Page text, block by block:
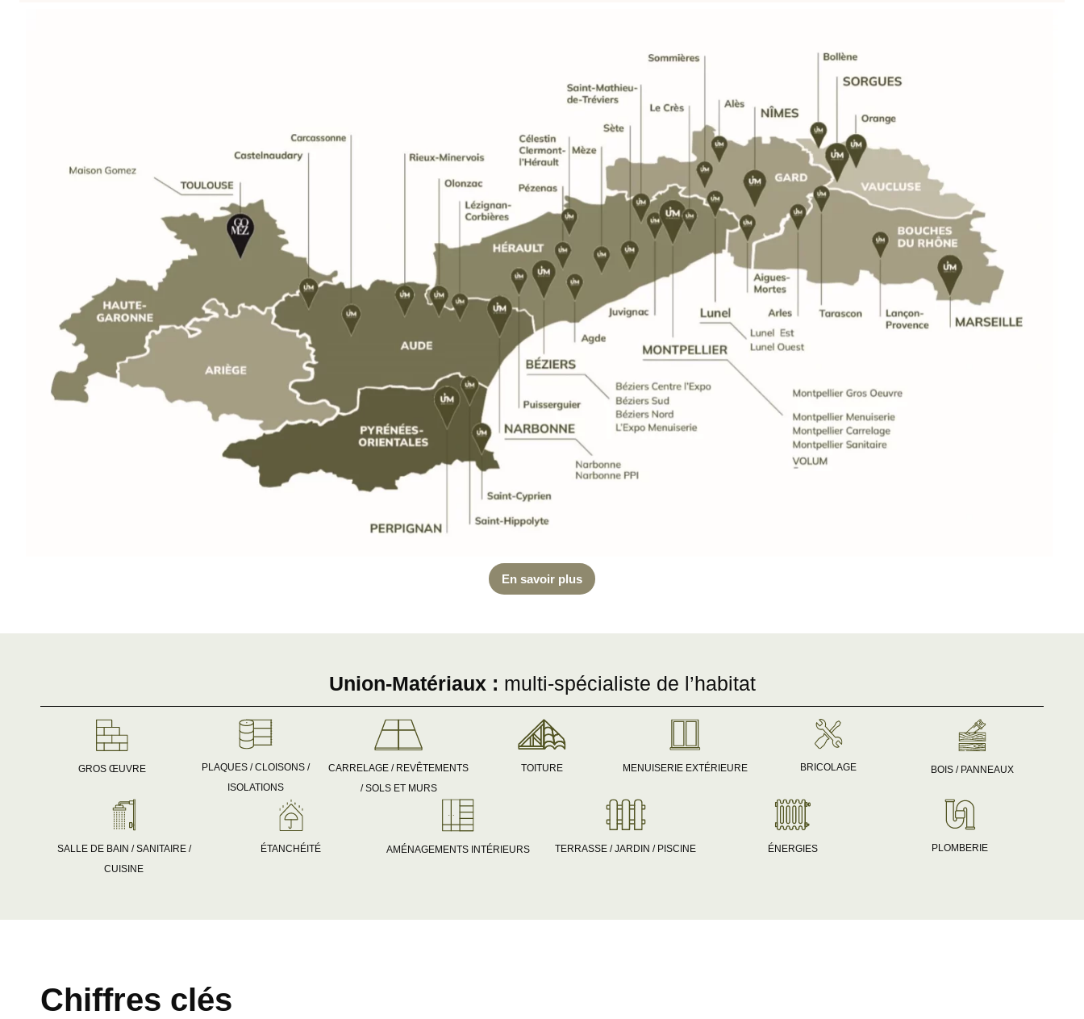
En savoir plus
Union-Matériaux : multi-spécialiste de l’habitat
GROS ŒUVRE
PLAQUES / CLOISONS /
ISOLATIONS
CARRELAGE / REVÊTEMENTS
/ SOLS ET MURS
TOITURE MENUISERIE EXTÉRIEURE BRICOLAGE BOIS / PANNEAUX
SALLE DE BAIN / SANITAIRE /
CUISINE
ÉTANCHÉITÉ AMÉNAGEMENTS INTÉRIEURS TERRASSE / JARDIN / PISCINE ÉNERGIES PLOMBERIE
Chiffres clés